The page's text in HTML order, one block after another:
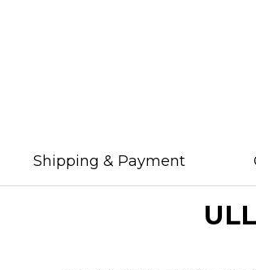
Shipping & Payment